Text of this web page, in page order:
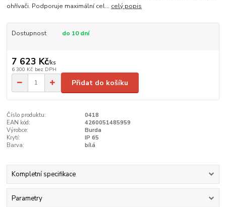
ohřívači. Podporuje maximální cel... celý popis
Dostupnost do 10 dní
7 623 Kč/ks
6 300 Kč bez DPH
Přidat do košíku
Číslo produktu:
0418
EAN kód:
4260051485959
Výrobce:
Burda
Krytí:
IP 65
Barva:
bílá
Kompletní specifikace
Parametry